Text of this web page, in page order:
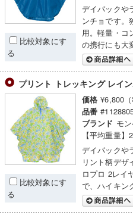
比較対象にす
る
デイパックや
ンチョです。
用。軽量・コ
の携行にも大
プリント トレッキング レイ
比較対象にす
る
価格 ¥6,800（
品番
ブランド モ
【平均重量】
デイパックや
リント柄デザ
ロプロ 2レイ
で、ハイキン